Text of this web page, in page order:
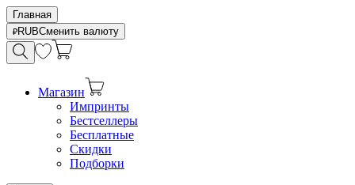
Главная
RUBСменить валюту
Магазин
Импринты
Бестселлеры
Бесплатные
Скидки
Подборки